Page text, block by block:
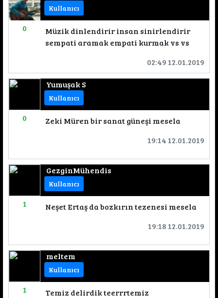
Kullanıcı
0
Müzik dinlendirir insan sinirlendirir
sempati aramak empati kurmak vs vs
02:49 12.01.2019
Yumuşak S
Kullanıcı
0
Zeki Müren bir sanat güneşi mesela
19:14 12.01.2019
GezginMühendis
Kullanıcı
1
Neşet Ertaş da bozkırın tezenesi mesela
19:18 12.01.2019
meltem
Kullanıcı
1 Temiz delirdik teerrrtemiz